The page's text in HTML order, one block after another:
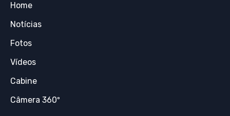
Home
Notícias
Fotos
Vídeos
Cabine
Câmera 360º